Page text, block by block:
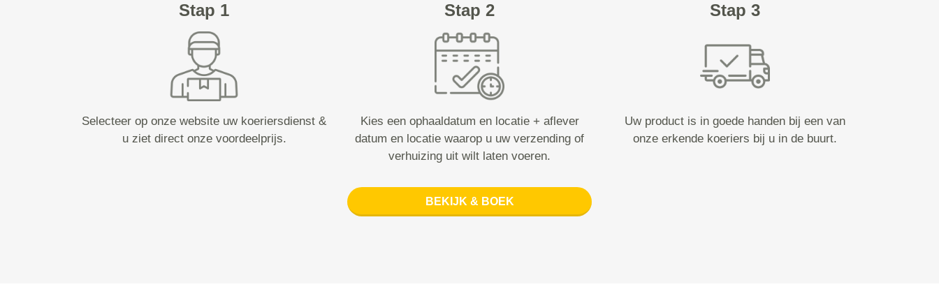
Stap 1
Selecteer op onze website uw koeriersdienst &
u ziet direct onze voordeelprijs.
Stap 2
Kies een ophaaldatum en locatie + aflever
datum en locatie waarop u uw verzending of
verhuizing uit wilt laten voeren.
Stap 3
Uw product is in goede handen bij een van
onze erkende koeriers bij u in de buurt.
BEKIJK & BOEK